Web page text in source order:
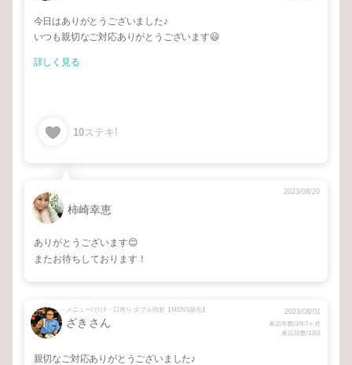
今日はありがとうございました♪
いつも親切なご対応ありがとうございます😃
詳しく見る
10ステキ!
柿崎幸恵
2023/08/20
ありがとうございます😊
またお待ちしております！
メニュー/ ひげ・口周り ダブル照射【MENS脱毛】
ざきさん
2023/08/01
来店年数/1年7ヶ月
来店回数/13回
親切なご対応ありがとうございました♪